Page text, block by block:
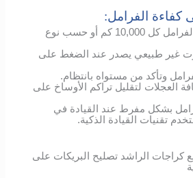
كفاءة الفرامل:
افحص وسائد الفرامل كل 10,000 كم أو حسب نوع
غير طبيعي يصدر عند الضغط على
وتأكد من مستواه بانتظام.
العجلات لتقليل تراكم الأوساخ على
بشكل مفرط عند القيادة في
تقنيات القيادة الذكية.
كراجات الراشد تصليح البريكات على